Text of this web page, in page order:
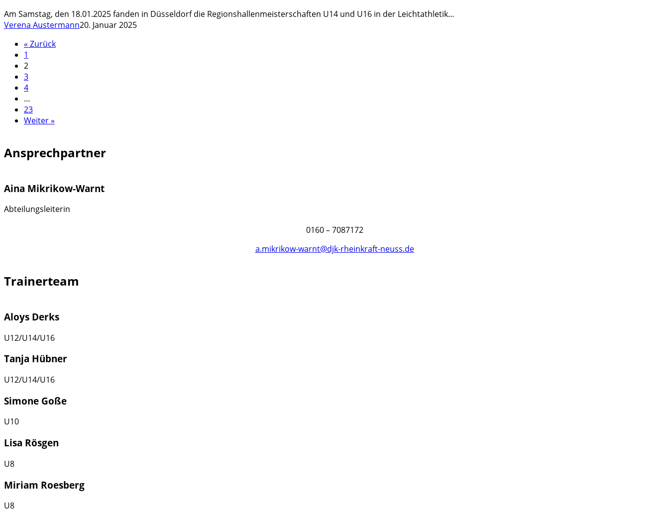
der
U14/U16
der
Leichtathletik
Am Samstag, den 18.01.2025 fanden in Düsseldorf die Regionshallenmeisterschaften U14 und U16 in der Leichtathletik…
Verena Austermann20. Januar 2025
« Zurück
1
2
3
4
…
23
Weiter »
Ansprechpartner
Aina Mikrikow-Warnt
Abteilungsleiterin
0160 – 7087172
a.mikrikow-warnt@djk-rheinkraft-neuss.de
Trainerteam
Aloys Derks
U12/U14/U16
Tanja Hübner
U12/U14/U16
Simone Goße
U10
Lisa Rösgen
U8
Miriam Roesberg
U8